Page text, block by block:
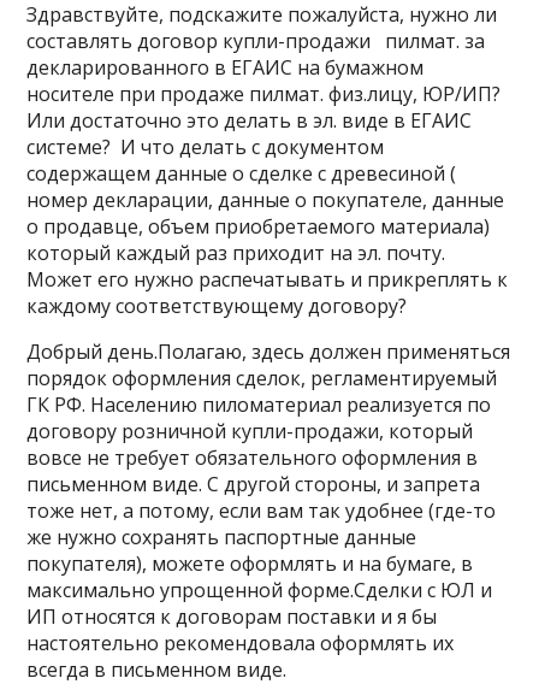
Здравствуйте, подскажите пожалуйста, нужно ли
составлять договор купли-продажи пилмат. за
декларированного в ЕГАИС на бумажном
носителе при продаже пилмат. физ.лицу, ЮР/ИП?
Или достаточно это делать в эл. виде в ЕГАИС
системе? И что делать с документом
содержащем данные о сделке с древесиной (
номер декларации, данные о покупателе, данные
о продавце, объем приобретаемого материала)
который каждый раз приходит на эл. почту.
Может его нужно распечатывать и прикреплять к
каждому соответствующему договору?
Добрый день.Полагаю, здесь должен применяться
порядок оформления сделок, регламентируемый
ГК РФ. Населению пиломатериал реализуется по
договору розничной купли-продажи, который
вовсе не требует обязательного оформления в
письменном виде. С другой стороны, и запрета
тоже нет, а потому, если вам так удобнее (где-то
же нужно сохранять паспортные данные
покупателя), можете оформлять и на бумаге, в
максимально упрощенной форме.Сделки с ЮЛ и
ИП относятся к договорам поставки и я бы
настоятельно рекомендовала оформлять их
всегда в письменном виде.